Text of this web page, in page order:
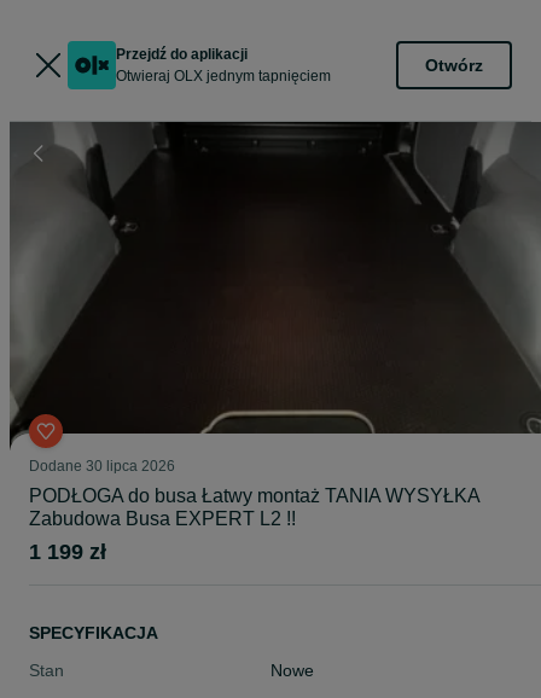
Przejdź do aplikacji
Otwieraj OLX jednym tapnięciem
Otwórz
Dodane 30 lipca 2026
PODŁOGA do busa Łatwy montaż TANIA WYSYŁKA
Zabudowa Busa EXPERT L2 !!
1 199 zł
SPECYFIKACJA
Stan
Nowe